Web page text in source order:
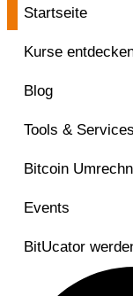
Historie
Startseite
Kurse
Blog
Tools & Services
Bitcoin
Events
BitUcator